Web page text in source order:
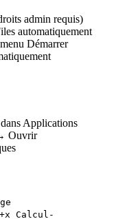
admin requis)
automatiquement
Démarrer
Applications
Ouvrir
+x Calcul-